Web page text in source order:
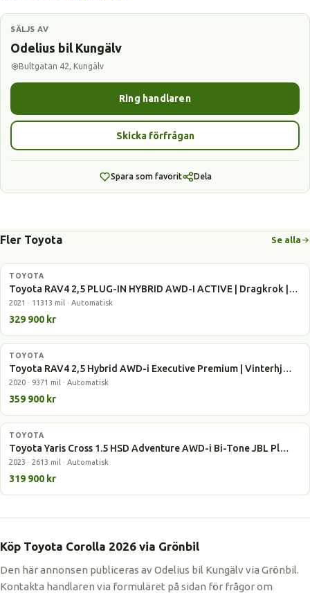
SÄLJS AV
Odelius bil Kungälv
Bultgatan 42, Kungälv
Ring handlaren
Skicka förfrågan
Spara som favorit Dela
Fler Toyota Se alla
Laddhybrid
TOYOTA
Toyota RAV4 2,5 PLUG-IN HYBRID AWD-I ACTIVE | Dragkrok |…
2021 · 11313 mil · Automatisk
329 900 kr
Hybrid
TOYOTA
Toyota RAV4 2,5 Hybrid AWD-i Executive Premium | Vinterhj…
2020 · 9371 mil · Automatisk
359 900 kr
Laddhybrid
TOYOTA
Toyota Yaris Cross 1.5 HSD Adventure AWD-i Bi-Tone JBL Pl…
2023 · 2613 mil · Automatisk
319 900 kr
Köp Toyota Corolla 2026 via Grönbil
Den här annonsen publiceras av Odelius bil Kungälv via Grönbil.
Kontakta handlaren via formuläret på sidan för frågor om